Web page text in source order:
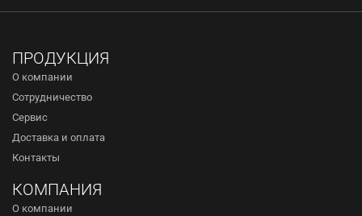
ПРОДУКЦИЯ
О компании
Сотрудничество
Сервис
Доставка и оплата
Контакты
КОМПАНИЯ
О компании